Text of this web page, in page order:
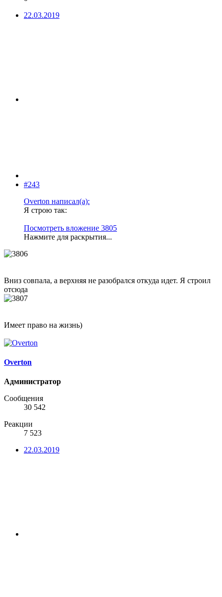
22.03.2019
#243
Overton написал(а):
Я строю так:
Посмотреть вложение 3805
Нажмите для раскрытия...
Вниз совпала, а верхняя не разобрался откуда идет. Я строил
отсюда
Имеет право на жизнь)
Overton
Администратор
Сообщения
30 542
Реакции
7 523
22.03.2019